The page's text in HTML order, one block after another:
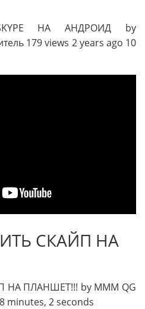
НА АНДРОИД by
179 views 2 years ago 10
СКАЙП НА
НА ПЛАНШЕТ!!! by MMM QG
minutes, 2 seconds